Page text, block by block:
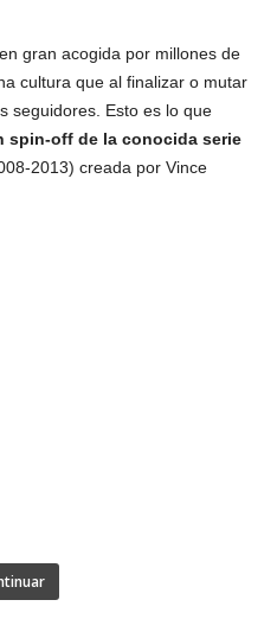
gran acogida por millones de
cultura que al finalizar o mutar
seguidores. Esto es lo que
spin-off de la conocida serie
2013) creada por Vince